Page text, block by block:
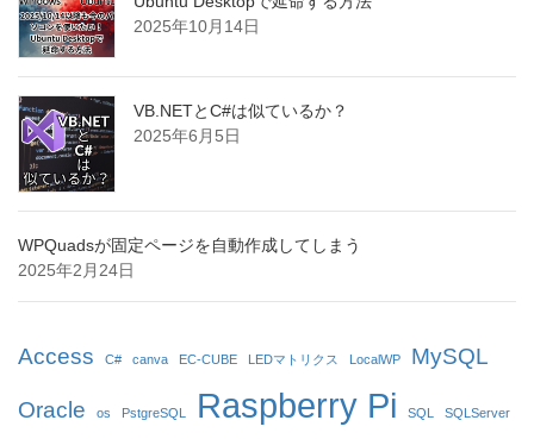
2025年10月14日
VB.NETとC#は似ているか？
2025年6月5日
WPQuadsが固定ページを自動作成してしまう
2025年2月24日
Access C# canva EC-CUBE LEDマトリクス LocalWP MySQL
Oracle os PstgreSQL Raspberry Pi SQL SQLServer